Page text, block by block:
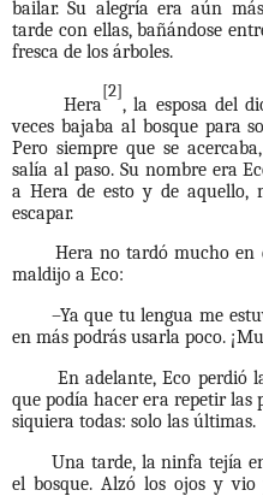
bailar. Su alegría era aún
tarde con ellas, bañándose
fresca de los árboles.
Hera
[2]
, la esposa del
veces bajaba al bosque para
Pero siempre que se
salía al paso. Su nombre era
a Hera de esto y de aquello,
escapar.
Hera no tardó mucho en
maldijo a Eco:
–Ya que tu lengua me
en más podrás usarla poco.
En adelante, Eco perdió
que podía hacer era repetir las
siquiera todas: solo las últimas.
Una tarde, la ninfa tejía
el bosque. Alzó los ojos y